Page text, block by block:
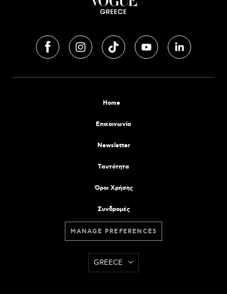
Home
Επικοινωνία
Newsletter
Tαυτότητα
Όροι Χρήσης
Συνδρομές
MANAGE PREFERENCES
GREECE